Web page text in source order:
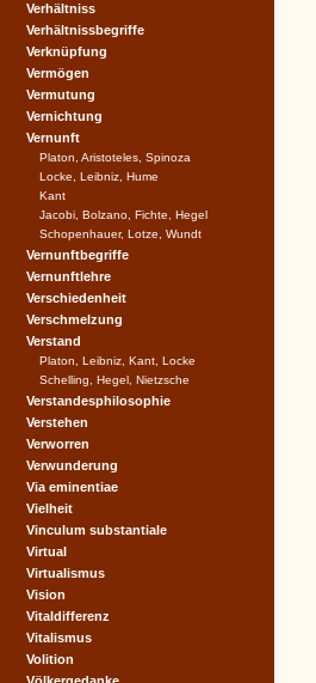
Verhältniss
Verhältnissbegriffe
Verknüpfung
Vermögen
Vermutung
Vernichtung
Vernunft
Platon, Aristoteles, Spinoza
Locke, Leibniz, Hume
Kant
Jacobi, Bolzano, Fichte, Hegel
Schopenhauer, Lotze, Wundt
Vernunftbegriffe
Vernunftlehre
Verschiedenheit
Verschmelzung
Verstand
Platon, Leibniz, Kant, Locke
Schelling, Hegel, Nietzsche
Verstandesphilosophie
Verstehen
Verworren
Verwunderung
Via eminentiae
Vielheit
Vinculum substantiale
Virtual
Virtualismus
Vision
Vitaldifferenz
Vitalismus
Volition